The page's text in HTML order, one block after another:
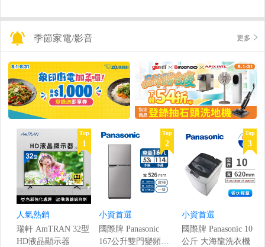
季節家電/影音 更多
Top
1
人氣熱銷
瑞軒 AmTRAN 32型
HD液晶顯示器
Top
2
小資首選
國際牌 Panasonic
167公升雙門變頻冰
Top
3
小資首選
國際牌 Panasonic 10
公斤 大海龍洗衣機